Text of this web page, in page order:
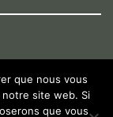
que nous vous
site web. Si
que vous